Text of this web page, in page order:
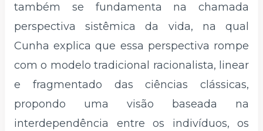
também se fundamenta na chamada
perspectiva sistêmica da vida, na qual
Cunha explica que essa perspectiva rompe
com o modelo tradicional racionalista, linear
e fragmentado das ciências clássicas,
propondo uma visão baseada na
interdependência entre os indivíduos, os